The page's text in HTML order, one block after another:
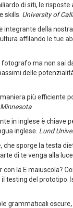
di siti, le
skills. University of
integrante della
affilando le tue
fotografo ma non sai
delle
più efficiente
in inglese è chiave
inglese. Lund
che sporge la testa
di te venga alla luce
la E maiuscola?
testing del prototipo.
grammaticali